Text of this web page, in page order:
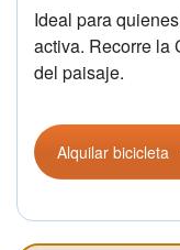
Ideal para
activa. Recorre la
del paisaje.
Alquilar bicicleta